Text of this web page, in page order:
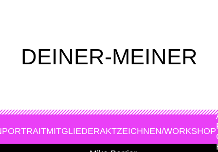
DEINER-MEINER
PORTRAITMITGLIEDERAKTZEICHNEN/WORKSHOP